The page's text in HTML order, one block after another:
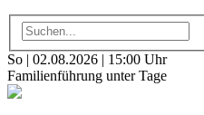
So | 02.08.2026 | 15:00 Uhr
Familienführung unter Tage